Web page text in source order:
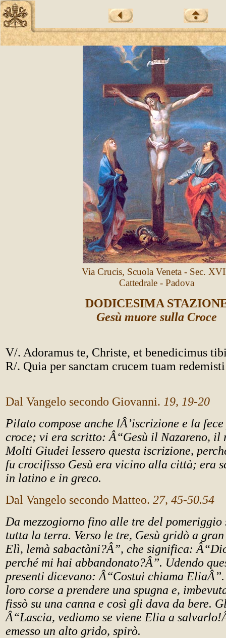
Via Crucis, Scuola Veneta - Sec.
Cattedrale - Padova
DODICESIMA
Gesù muore sulla Croce
V/. Adoramus te, Christe, et benedicimus
R/. Quia per sanctam crucem tuam
Dal Vangelo secondo Giovanni. 19, 19-20
Pilato compose anche lÂ’iscrizione e la
croce; vi era scritto: Â“Gesù il Nazareno, il
Molti Giudei lessero questa iscrizione,
fu crocifisso Gesù era vicino alla città; era
in latino e in greco.
Dal Vangelo secondo Matteo. 27, 45-50.54
Da mezzogiorno fino alle tre del pomeriggio
tutta la terra. Verso le tre, Gesù gridò a
Elì, lemà sabactàni?Â”, che significa:
perché mi hai abbandonato?Â”. Udendo
presenti dicevano: Â“Costui chiama
loro corse a prendere una spugna e,
fissò su una canna e così gli dava da bere.
Â“Lascia, vediamo se viene Elia a
emesso un alto grido, spirò.